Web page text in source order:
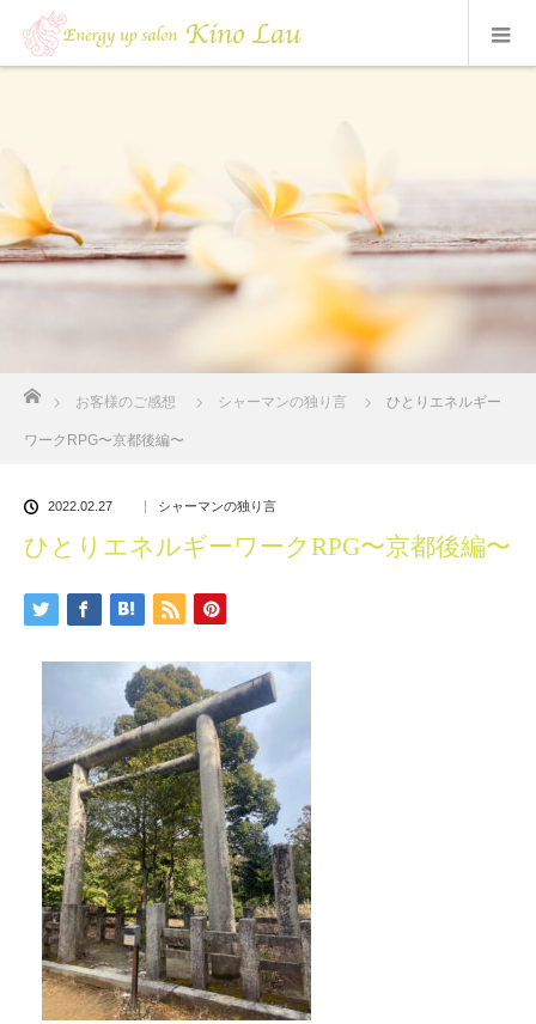
お客様のご感想 シャーマンの独り言 ひとりエネルギー
ワークRPG〜京都後編〜
2022.02.27 シャーマンの独り言
ひとりエネルギーワークRPG〜京都後編〜